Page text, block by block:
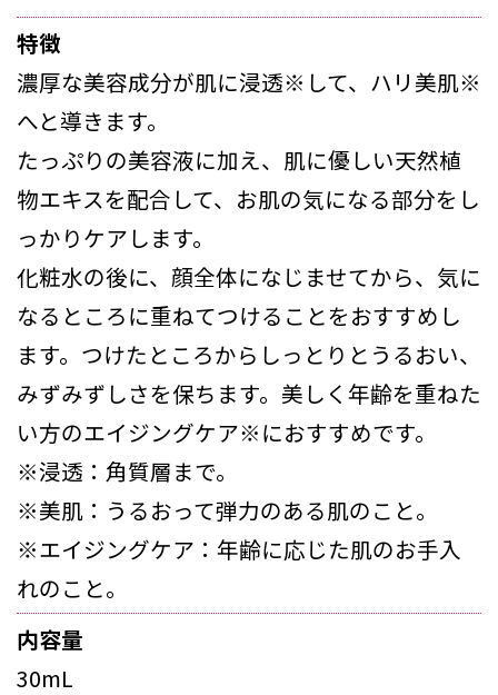
特徴
濃厚な美容成分が肌に浸透※して、ハリ美肌※
へと導きます。
たっぷりの美容液に加え、肌に優しい天然植
物エキスを配合して、お肌の気になる部分をし
っかりケアします。
化粧水の後に、顔全体になじませてから、気に
なるところに重ねてつけることをおすすめし
ます。つけたところからしっとりとうるおい、
みずみずしさを保ちます。美しく年齢を重ねた
い方のエイジングケア※におすすめです。
※浸透：角質層まで。
※美肌：うるおって弾力のある肌のこと。
※エイジングケア：年齢に応じた肌のお手入
れのこと。
内容量
30mL